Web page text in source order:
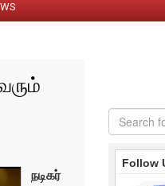
நடிகர்
Follow